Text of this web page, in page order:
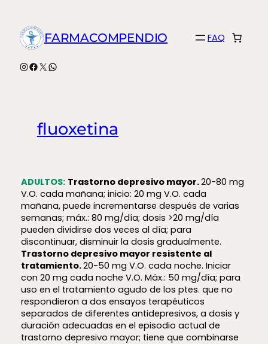
contenidoFARMACOMPENDIO FAQ
Instagram
Facebook
X WhatsApp
fluoxetina
ADULTOS: Trastorno depresivo mayor.20-80 mg
V.O. cada mañana; inicio: 20 mg V.O. cada
mañana, puede incrementarse después de varias
semanas; máx.: 80 mg/día; dosis >20 mg/día
pueden dividirse dos veces al día; para
discontinuar, disminuir la dosis gradualmente.
Trastorno depresivo mayor resistente al
tratamiento.20-50 mg V.O. cada noche. Iniciar
con 20 mg cada noche V.O. Máx.: 50 mg/día; para
uso en el tratamiento agudo de los ptes. que no
respondieron a dos ensayos terapéuticos
separados de diferentes antidepresivos, a dosis y
duración adecuadas en el episodio actual de
trastorno depresivo mayor; tiene que combinarse